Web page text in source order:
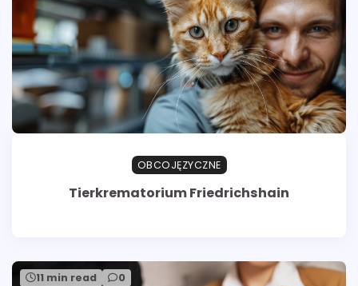
OBCOJĘZYCZNE
Tierkrematorium Friedrichshain
11 min read 0